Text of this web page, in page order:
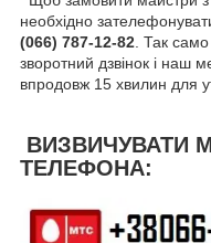
необхідно
(066) 787-12-82 . Так
зворотний дзвінок і наш
впродовж 15 хвилин для
ВИЗВИЧУВАТИ
ТЕЛЕФОНА: